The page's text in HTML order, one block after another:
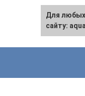
Для
сайту: